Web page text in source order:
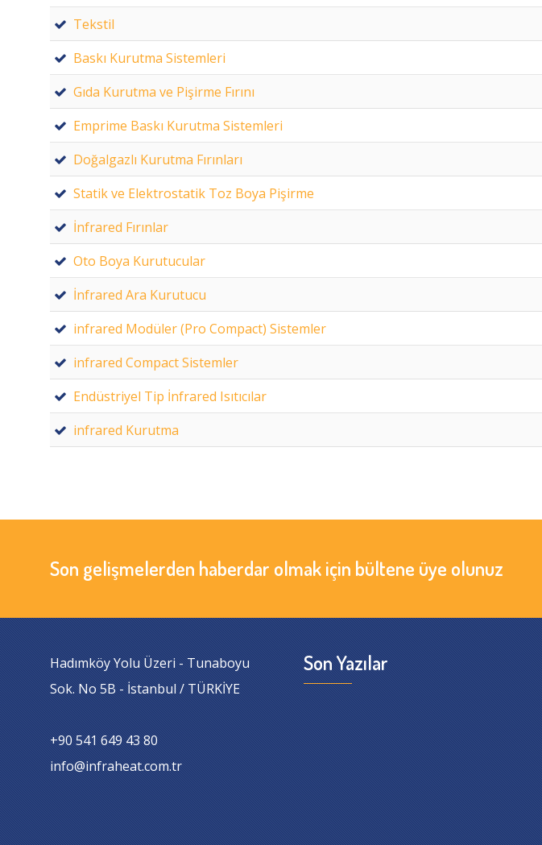
Tekstil
Baskı Kurutma Sistemleri
Gıda Kurutma ve Pişirme Fırını
Emprime Baskı Kurutma Sistemleri
Doğalgazlı Kurutma Fırınları
Statik ve Elektrostatik Toz Boya Pişirme
İnfrared Fırınlar
Oto Boya Kurutucular
İnfrared Ara Kurutucu
infrared Modüler (Pro Compact) Sistemler
infrared Compact Sistemler
Endüstriyel Tip İnfrared Isıtıcılar
infrared Kurutma
Son gelişmelerden haberdar olmak için bültene üye olunuz
Hadımköy Yolu Üzeri - Tunaboyu
Sok. No 5B - İstanbul / TÜRKİYE
+90 541 649 43 80
info@infraheat.com.tr
Son Yazılar